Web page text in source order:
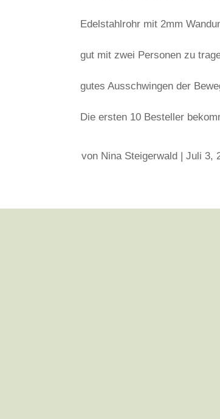
Edelstahlrohr mit 2mm
gut mit zwei Personen zu
gutes Ausschwingen der
Die ersten 10 Besteller
von Nina Steigerwald |Juli 3,